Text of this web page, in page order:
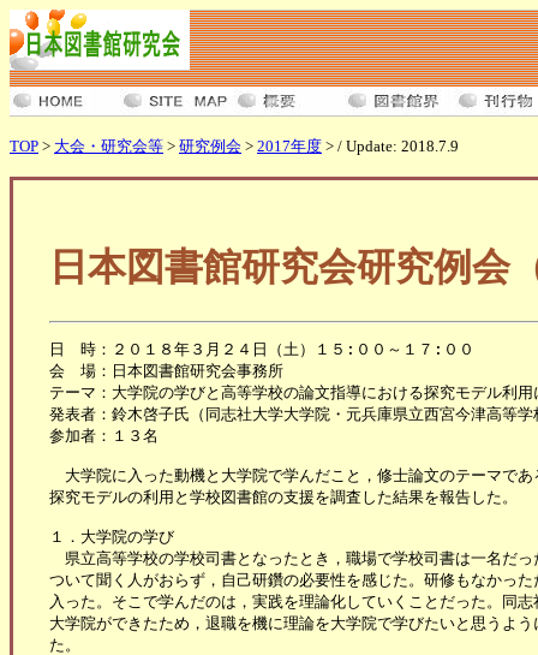
TOP > 大会・研究会等 > 研究例会 > 2017年度 > / Update: 2018.7.9
日本図書館研究会研究例会
日　時：２０１８年３月２４日（土）１５:００～１７:００
会　場：日本図書館研究会事務所
テーマ：大学院の学びと高等学校の論文指導における探究モデル利用
発表者：鈴木啓子氏（同志社大学大学院・元兵庫県立西宮今津高等学
参加者：１３名
大学院に入った動機と大学院で学んだこと，修士論文のテーマで
探究モデルの利用と学校図書館の支援を調査した結果を報告した。
１．大学院の学び
県立高等学校の学校司書となったとき，職場で学校司書は一名だ
ついて聞く人がおらず，自己研鑽の必要性を感じた。研修もなかっ
入った。そこで学んだのは，実践を理論化していくことだった。同
大学院ができたため，退職を機に理論を大学院で学びたいと思うよ
た。